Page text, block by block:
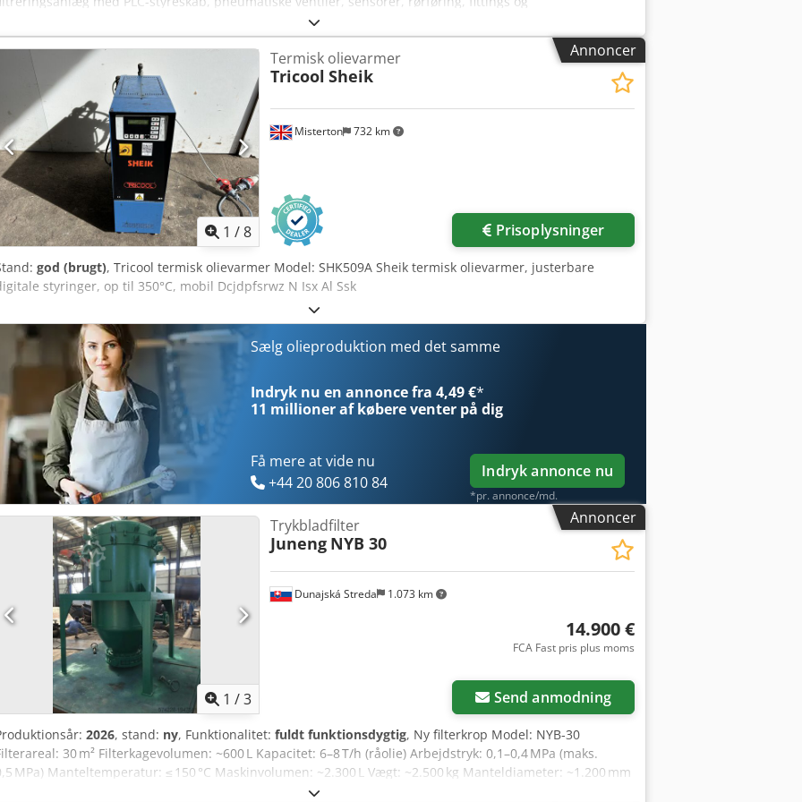
støtteramme/platform. Vigtigste data: - Producent: Amafilter B.V., Alkmaar, Holland - Type: Vertikal
med filterblade - Filterareal: ca. 5 m² - Filterbeholder: Rustfrit stål - Beholderens volumen: ca. 450
L - Maks. driftstryk: 6 bar - Maks. driftstemperatur: 150 °C - Årstal for filterbeholder: 1993 -
Automatisering: Inkluderet - Styring: PLC-styreskab - Ventiler: Pneumatiske ventiler - Inkluderer sensorer,
rørføring, fittings, slanger og støtteramme/platform - Tilstand: Brugt, fuldt funktionel ifølge sælgers
oplysninger - Placering: Serbien Velegnet til filtrering af vegetabilske olier, rapsolie, solsikkeolie, sojaolie,
olier, biodiesel og til oleokemiske anvendelser. Filteret kan bruges til rensning af råolie, filtrering
afgumning, filtrering med blegemiddel og generel separation af faste stoffer og væsker i
Anlægget sælges som vist på billederne. Inspektion er mulig. Pålastning er mulig.
Al Ssk
Annoncer
1 /8
Misterton 732 km
Termisk olievarmer
Tricool Sheik
Prisoplysninger
god (brugt), Tricool termisk olievarmer Model: SHK509A Sheik termisk olievarmer, justerbare
styringer, op til 350°C, mobil Dcjdpfsrwz N Isx Al Ssk
Sælg olieproduktion med det samme
Indryk nu en annonce fra 4,49 €*
11 millioner af købereventer på dig
Få mere at vide nu
+44 20 806 810 84
Indryk annonce nu
*pr. annonce/md.
Annoncer
1 /3
Dunajská Streda 1.073 km
Trykbladfilter
Juneng NYB 30
14.900 €
FCA Fast pris plus moms
Send anmodning
2026, stand: ny, Funktionalitet: fuldt funktionsdygtig, Ny filterkrop Model: NYB‑30
30 m² Filterkagevolumen: ~600 L Kapacitet: 6–8 T/h (råolie) Arbejdstryk: 0,1–0,4 MPa (maks.
MPa) Manteltemperatur: ≤ 150 °C Maskinvolumen: ~2.300 L Vægt: ~2.500 kg Manteldiameter: ~1.200 mm
Pladeafstand: 70 mm Indløb/Udløb: DN 50 indløb/udløb, DN 40 overløb, DN 500 afløb Samlet højde: